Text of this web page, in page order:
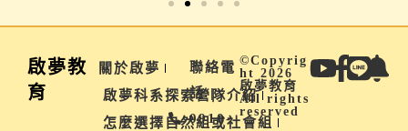
啟夢教
育
關於啟夢
啟夢科系探索營隊介紹
怎麼選擇自然組或社會組
聯絡電
話 |
0910-
©Copyrig
ht 2026
啟夢教育
All rights
reserved